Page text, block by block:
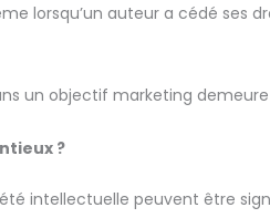
lorsqu’un auteur a cédé ses
un objectif marketing
?
intellectuelle peuvent être